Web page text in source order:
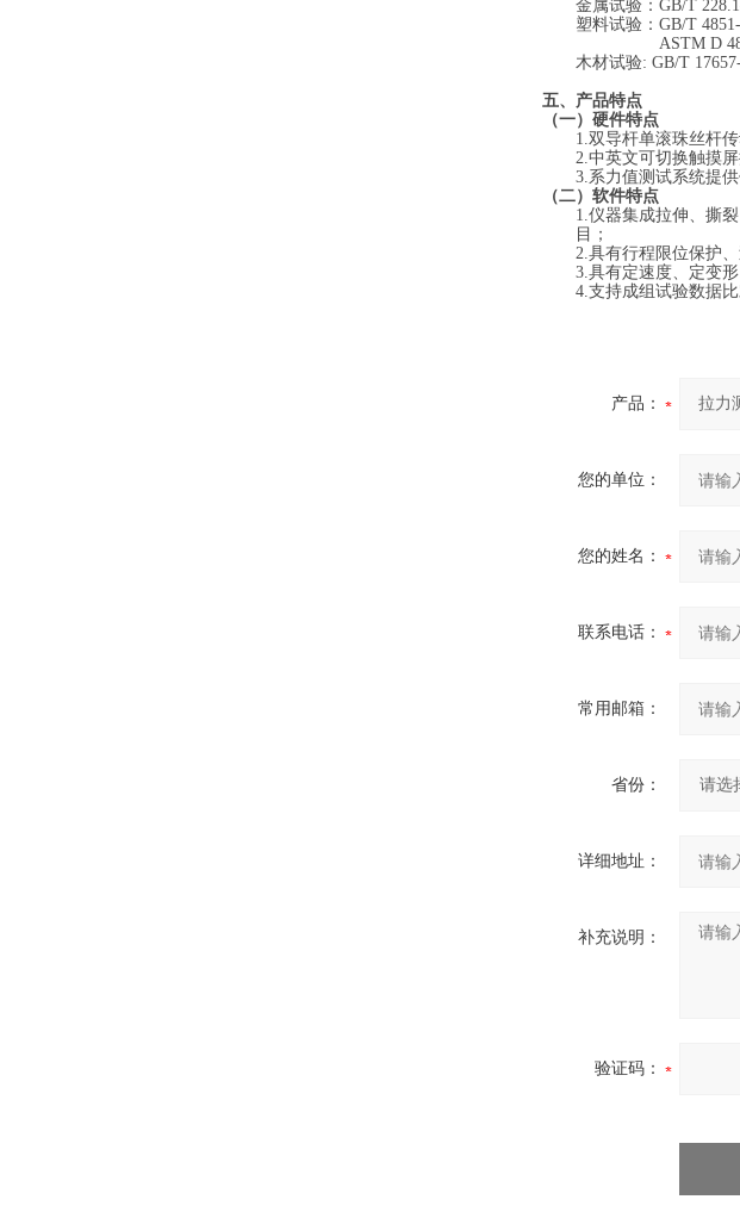
金属试验： GB/T
塑料试验： GB/T
ASTM D
木材试验: GB/T
五、产品特点
（一）硬件特点
1.双导杆单滚珠丝杆
2.中英文可切换触摸
3.系力值测试系统提
（二）软件特点
1.仪器集成拉伸、撕
目；
2.具有行程限位保护
3.具有定速度、定变
4.支持成组试验数据
产品：
您的单位：
您的姓名：
联系电话：
常用邮箱：
省份：
详细地址：
补充说明：
验证码：